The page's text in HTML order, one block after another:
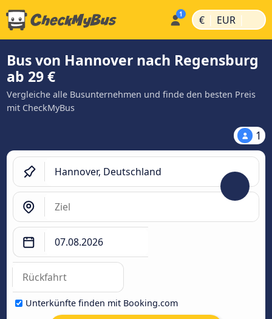
€ | EUR |
Bus von Hannover nach Regensburg
ab 29 €
Vergleiche alle Busunternehmen und finde den besten Preis
mit CheckMyBus
1
Unterkünfte finden mit Booking.com